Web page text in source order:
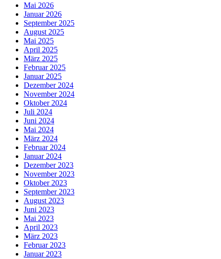
Mai 2026
Januar 2026
September 2025
August 2025
Mai 2025
April 2025
März 2025
Februar 2025
Januar 2025
Dezember 2024
November 2024
Oktober 2024
Juli 2024
Juni 2024
Mai 2024
März 2024
Februar 2024
Januar 2024
Dezember 2023
November 2023
Oktober 2023
September 2023
August 2023
Juni 2023
Mai 2023
April 2023
März 2023
Februar 2023
Januar 2023